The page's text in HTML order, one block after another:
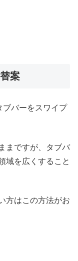
案
ブバーをスワイプ
まですが、タブバ
域を広くすること
方はこの方法がお